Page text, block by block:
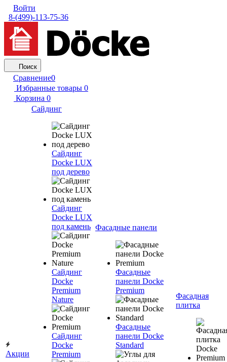
Войти
8-(499)-113-75-36
Поиск
Сравнение0
Избранные товары 0
Корзина 0
Акции
Сайдинг
Сайдинг
Docke LUX
под дерево
Сайдинг
Docke LUX
под камень
Сайдинг
Docke
Premium
Nature
Сайдинг
Docke
Premium
Фасадные панели
Фасадные
панели Docke
Premium
Фасадные
панели Docke
Standard
Фасадная
плитка